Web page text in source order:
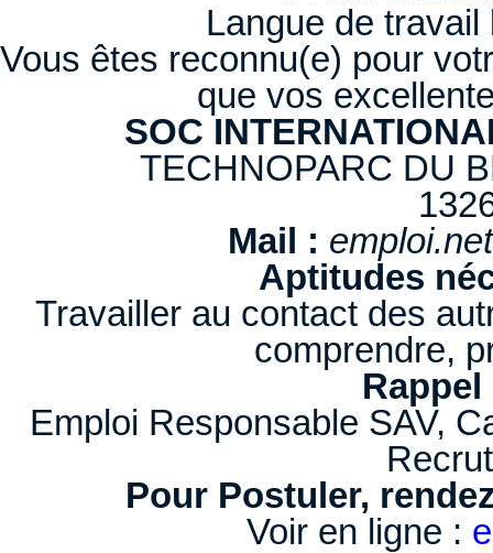
Langue de
Vous êtes reconnu(e) pour
que vos
SOC
TECHNOPARC DU
Mail :
Aptitudes
Travailler au contact des
comprendre,
Emploi Responsable SAV,
Pour Postuler,
Voir en ligne :